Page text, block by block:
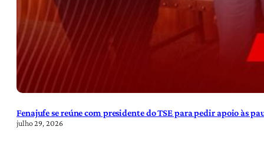
Fenajufe se reúne com presidente do TSE para pedir apoio às
julho 29, 2026